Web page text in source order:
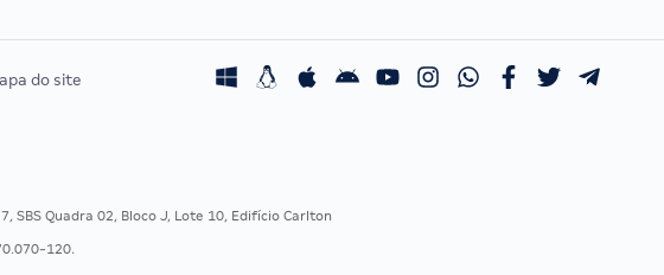
do site
SBS Quadra 02, Bloco J, Lote 10, Edifício Carlton
120.